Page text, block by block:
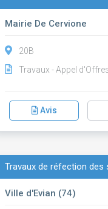
Mairie De Cervione
20B
Travaux - Appel
Avis
Travaux de réfection des
Ville d'Evian (74)